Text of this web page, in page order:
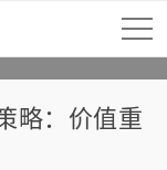
略：价值重